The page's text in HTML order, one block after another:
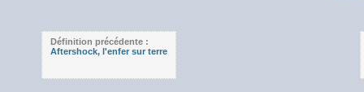
Définition précédente :
Aftershock, l'enfer sur terre